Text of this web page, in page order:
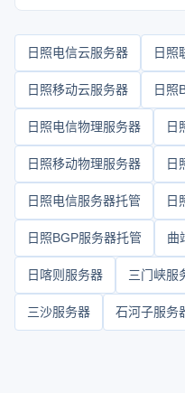
日照电信云服务器 日照
日照移动云服务器 日照
日照电信物理服务器 日
日照移动物理服务器 日
日照电信服务器托管 日
日照BGP服务器托管 曲
日喀则服务器 三门峡服
三沙服务器 石河子服务